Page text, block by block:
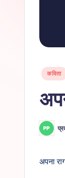
Posted
कविता
Posted
by
अपना